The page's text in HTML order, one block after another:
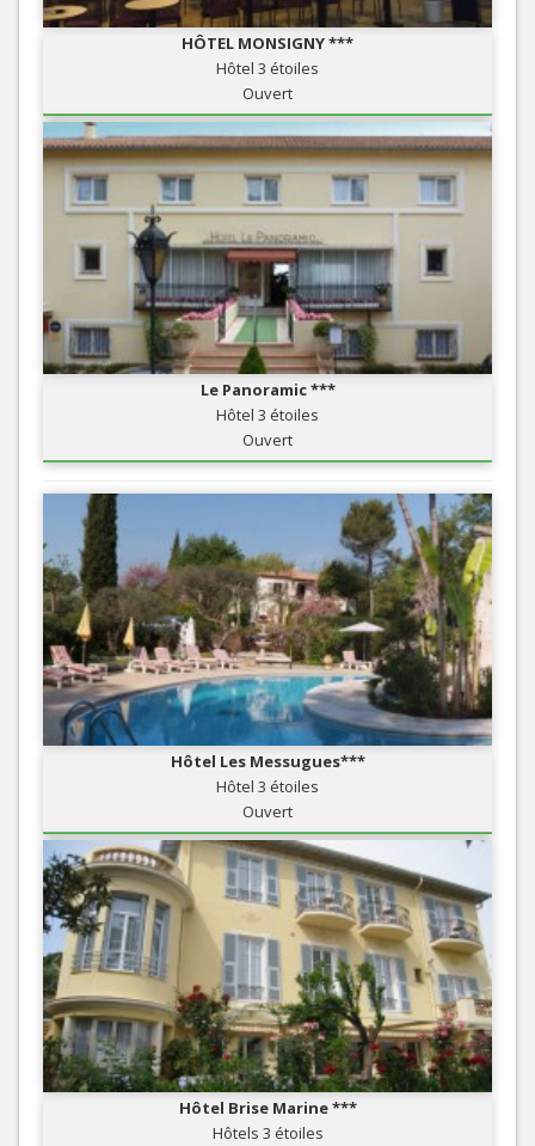
HÔTEL MONSIGNY ***
Hôtel 3 étoiles
Ouvert
Le Panoramic ***
Hôtel 3 étoiles
Ouvert
Hôtel Les Messugues***
Hôtel 3 étoiles
Ouvert
Hôtel Brise Marine ***
Hôtels 3 étoiles